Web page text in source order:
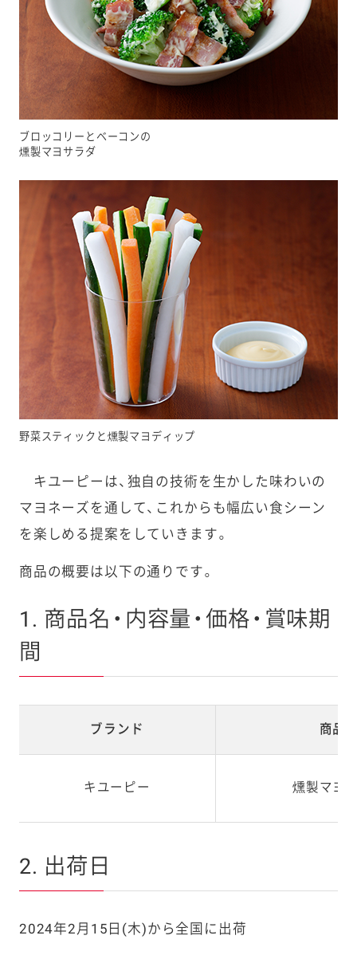
ブロッコリーとベーコンの
燻製マヨサラダ
野菜スティックと燻製マヨディップ
キユーピーは、独自の技術を生かした味わいの
マヨネーズを通して、これからも幅広い食シーン
を楽しめる提案をしていきます。
商品の概要は以下の通りです。
1. 商品名・内容量・価格・賞味期
間
ブランド 商品
キユーピー 燻製マヨ
2. 出荷日
2024年2月15日(木)から全国に出荷